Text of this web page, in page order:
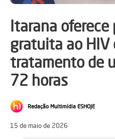
Itarana oferece
gratuita ao HIV
tratamento de
72 horas
Redação Multimídia ESHOJE
15 de maio de 2026